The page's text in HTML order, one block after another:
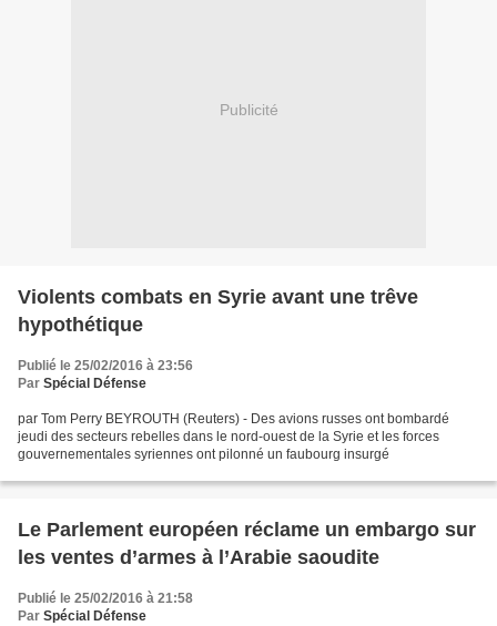
Publicité
Violents combats en Syrie avant une trêve
hypothétique
Publié le 25/02/2016 à 23:56
Par Spécial Défense
par Tom Perry BEYROUTH (Reuters) - Des avions russes ont bombardé
jeudi des secteurs rebelles dans le nord-ouest de la Syrie et les forces
gouvernementales syriennes ont pilonné un faubourg insurgé
Le Parlement européen réclame un embargo sur
les ventes d’armes à l’Arabie saoudite
Publié le 25/02/2016 à 21:58
Par Spécial Défense